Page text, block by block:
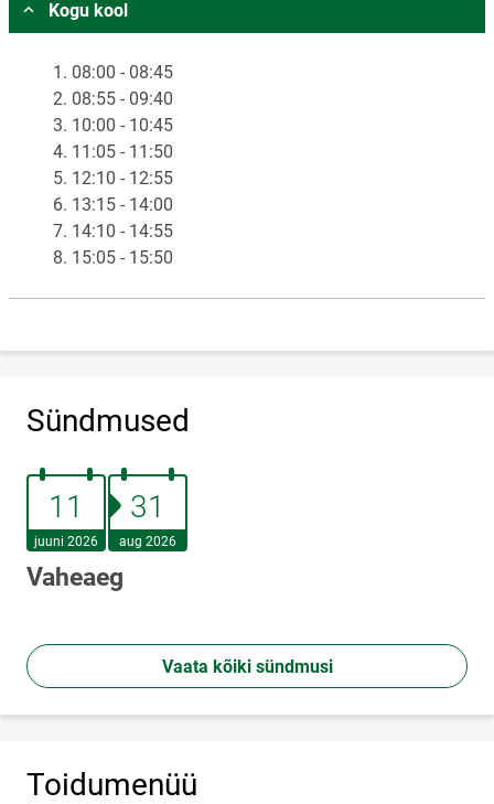
Kogu kool
1. 08:00 - 08:45
2. 08:55 - 09:40
3. 10:00 - 10:45
4. 11:05 - 11:50
5. 12:10 - 12:55
6. 13:15 - 14:00
7. 14:10 - 14:55
8. 15:05 - 15:50
Sündmused
11.juuni 2026
11
juuni 2026
31.august 2026
31
aug 2026
Vaheaeg
Vaata kõiki sündmusi
Toidumenüü